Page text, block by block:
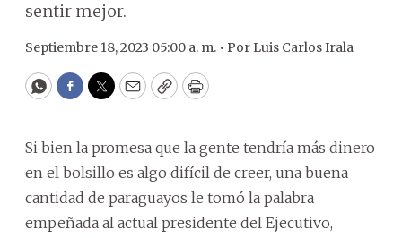
sentir mejor.
Septiembre 18, 2023 05:00 a. m. • Por Luis Carlos Irala
WhatsApp
Facebook
Twitter
EmailCopyPrint
Si bien la promesa que la gente tendría más dinero
en el bolsillo es algo difícil de creer, una buena
cantidad de paraguayos le tomó la palabra
empeñada al actual presidente del Ejecutivo,